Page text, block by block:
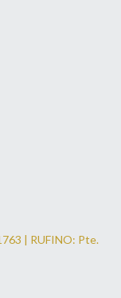
| RUFINO: Pte.